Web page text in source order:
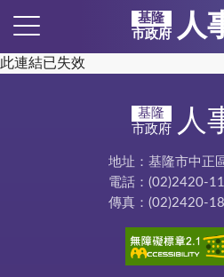
基隆
市政府
人
此連結已失效
基隆
市政府
人
地址：基隆市中正
電話：(02)2420-
傳真：(02)2420-